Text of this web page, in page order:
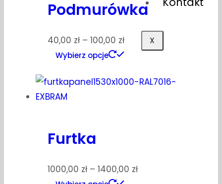
X
Podmurówka
40,00 zł – 100,00 zł
Wybierz opcje
Furtka
1000,00 zł – 1400,00 zł